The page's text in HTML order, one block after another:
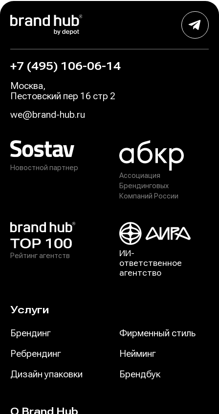
+7 (495) 106-06-14
Москва,
Пестовский пер 16 стр 2
we@brand-hub.ru
Ассоциация
Брендинговых
Компаний России
Рейтинг агентств
Новостной партнер
ИИ-
ответственное
агентство
Услуги
Брендинг
Фирменный стиль
Ребрендинг
Нейминг
Дизайн упаковки
Брендбук
О Brand Hub